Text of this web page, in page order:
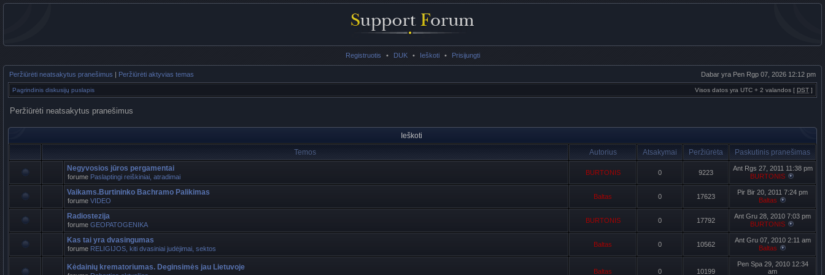
Registruotis • DUK • Ieškoti • Prisijungti
Peržiūrėti neatsakytus pranešimus | Peržiūrėti aktyvias temas Dabar yra Pen Rgp 07, 2026 12:12 pm
Pagrindinis diskusijų puslapis Visos datos yra UTC + 2 valandos [ DST ]
Peržiūrėti neatsakytus pranešimus
Ieškoti
Temos
Autorius Atsakymai Peržiūrėta
Paskutinis pranešimas
Negyvosios jūros pergamentai
forume Paslaptingi reiškiniai, atradimai
BURTONIS 0 9223
Ant Rgs 27, 2011 11:38 pm
BURTONIS
Vaikams.Burtininko Bachramo Palikimas
forume VIDEO
Baltas 0 17623
Pir Bir 20, 2011 7:24 pm
Baltas
Radiostezija
forume GEOPATOGENIKA
BURTONIS 0 17792
Ant Gru 28, 2010 7:03 pm
BURTONIS
Kas tai yra dvasingumas
forume RELIGIJOS, kiti dvasiniai judėjimai, sektos
Baltas 0 10562
Ant Gru 07, 2010 2:11 am
Baltas
Kėdainių krematoriumas. Deginsimės jau Lietuvoje Baltas 0 10199
Pen Spa 29, 2010 12:34
am